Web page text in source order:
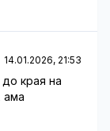
14.01.2026, 21:53
края на
ама